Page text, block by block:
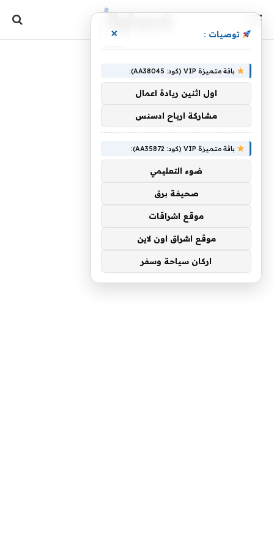
توصيات : ×
باقة متميزة VIP (كود: AA38045):
اول اثنين ريادة اعمال
مشاركة ارباح ادسنس
باقة متميزة VIP (كود: AA35872):
ضوء التعليمي
صحيفة برق
موقع اشراقات
موقع اشراق اون لاين
اركان سياحة وسفر